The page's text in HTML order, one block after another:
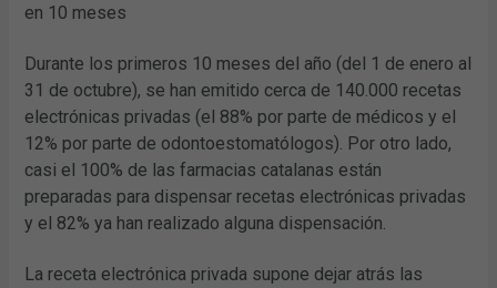
en 10 meses
Durante los primeros 10 meses del año (del 1 de enero al
31 de octubre), se han emitido cerca de 140.000 recetas
electrónicas privadas (el 88% por parte de médicos y el
12% por parte de odontoestomatólogos). Por otro lado,
casi el 100% de las farmacias catalanas están
preparadas para dispensar recetas electrónicas privadas
y el 82% ya han realizado alguna dispensación.
La receta electrónica privada supone dejar atrás las